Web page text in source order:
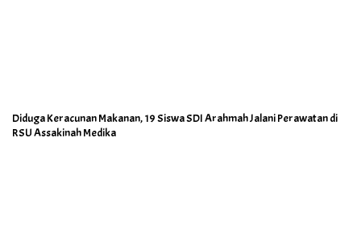
Diduga Keracunan Makanan, 19 Siswa SDI Arahmah Jalani Perawatan di
RSU Assakinah Medika